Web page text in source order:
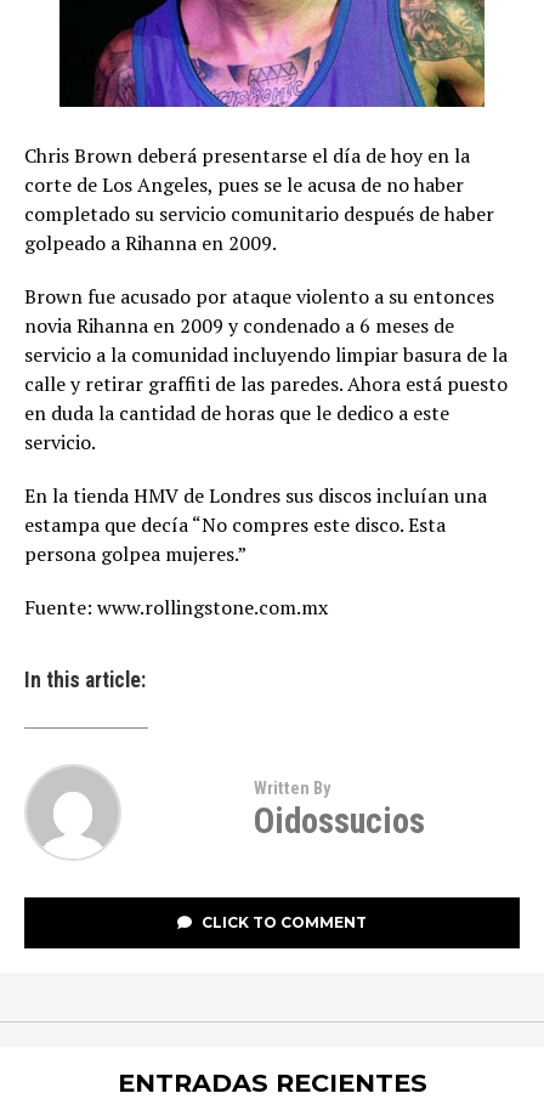
Chris Brown deberá presentarse el día de hoy en la
corte de Los Angeles, pues se le acusa de no haber
completado su servicio comunitario después de haber
golpeado a Rihanna en 2009.
Brown fue acusado por ataque violento a su entonces
novia Rihanna en 2009 y condenado a 6 meses de
servicio a la comunidad incluyendo limpiar basura de la
calle y retirar graffiti de las paredes. Ahora está puesto
en duda la cantidad de horas que le dedico a este
servicio.
En la tienda HMV de Londres sus discos incluían una
estampa que decía “No compres este disco. Esta
persona golpea mujeres.”
Fuente: www.rollingstone.com.mx
In this article:
Written By
Oidossucios
CLICK TO COMMENT
ENTRADAS RECIENTES